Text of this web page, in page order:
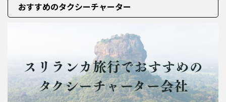
おすすめのタクシーチャーター